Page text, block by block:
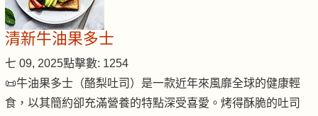
清新牛油果多士
七 09, 2025點擊數: 1254
📜牛油果多士（酪梨吐司）是一款近年來風靡全球的健康輕
食，以其簡約卻充滿營養的特點深受喜愛。烤得酥脆的吐司